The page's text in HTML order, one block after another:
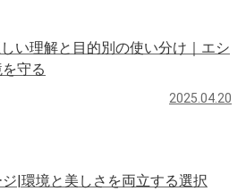
い理解と目的別の使い分け｜エシ
守る
2025.04.20
|環境と美しさを両立する選択